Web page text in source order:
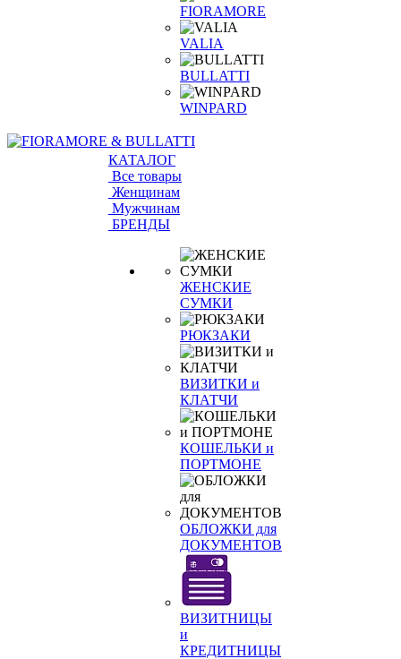
FIORAMORE
VALIA
BULLATTI
WINPARD
КАТАЛОГ
Все товары
Женщинам
Мужчинам
БРЕНДЫ
ЖЕНСКИЕ
СУМКИ
РЮКЗАКИ
ВИЗИТКИ и
КЛАТЧИ
КОШЕЛЬКИ и
ПОРТМОНЕ
ОБЛОЖКИ для
ДОКУМЕНТОВ
ВИЗИТНИЦЫ
и
КРЕДИТНИЦЫ